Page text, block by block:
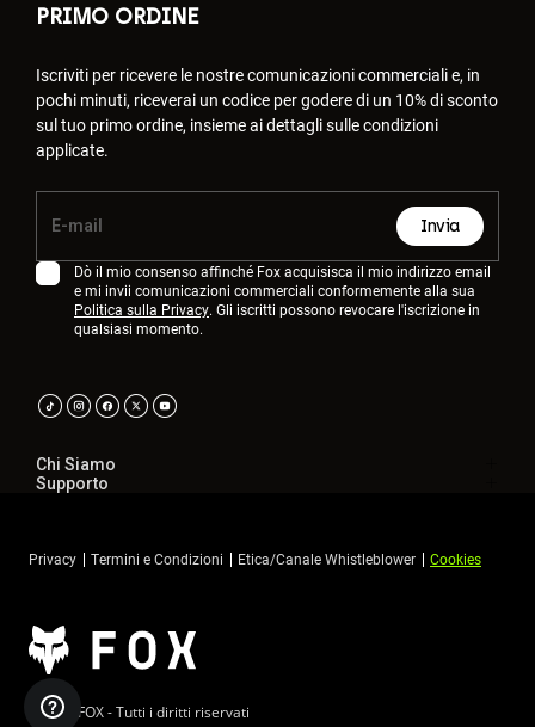
PRIMO ORDINE
Iscriviti per ricevere le nostre comunicazioni commerciali e, in
pochi minuti, riceverai un codice per godere di un 10% di sconto
sul tuo primo ordine, insieme ai dettagli sulle condizioni
applicate.
Invia
Dò il mio consenso affinché Fox acquisisca il mio indirizzo email
e mi invii comunicazioni commerciali conformemente alla sua
Politica sulla Privacy. Gli iscritti possono revocare l'iscrizione in
qualsiasi momento.
Chi Siamo
Supporto
Privacy Termini e Condizioni Etica/Canale Whistleblower Cookies
©2026 FOX - Tutti i diritti riservati